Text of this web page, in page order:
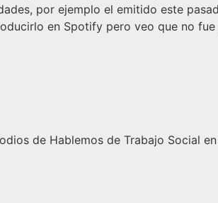
por ejemplo el emitido este
en Spotify pero veo que no
de Hablemos de Trabajo Social